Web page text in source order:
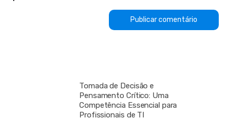
Tomada de Decisão e
Pensamento Crítico: Uma
Competência Essencial para
Profissionais de TI